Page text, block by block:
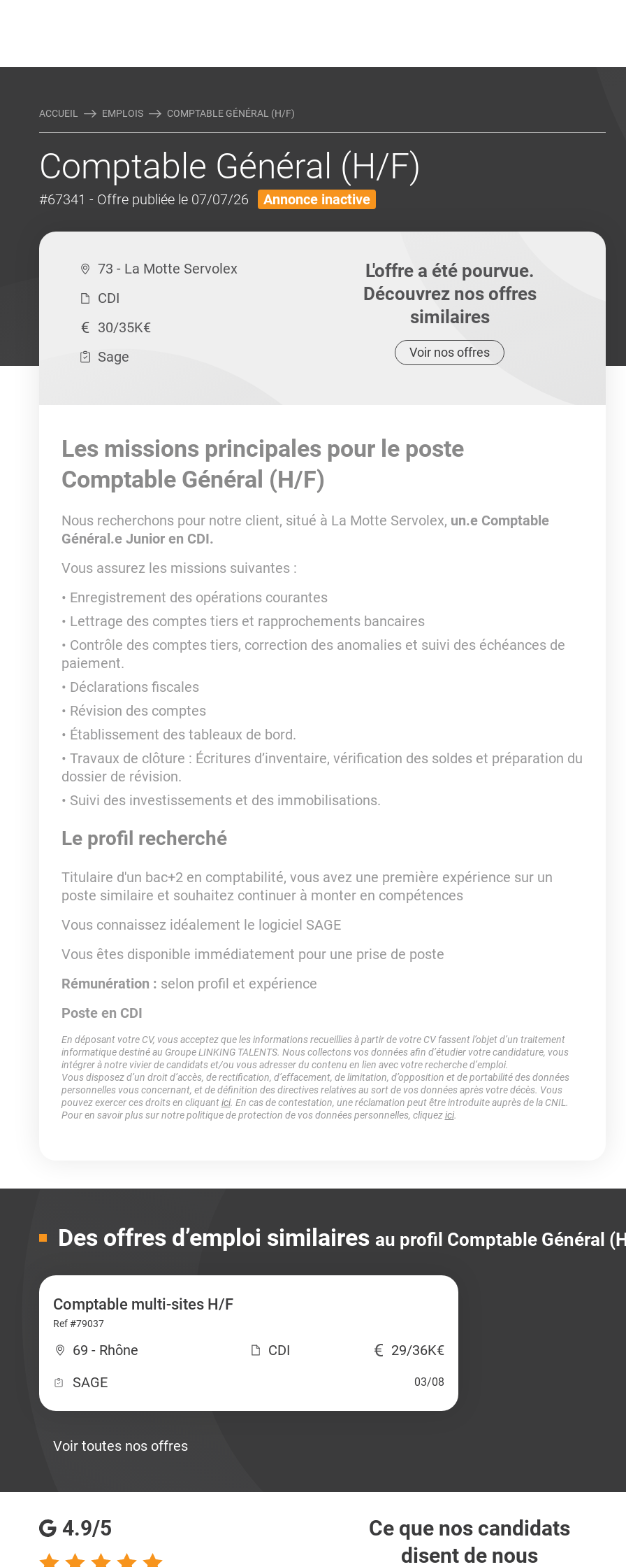
ACCUEIL EMPLOIS COMPTABLE GÉNÉRAL (H/F)
Comptable Général (H/F)
#67341 - Offre publiée le 07/07/26 Annonce inactive
73 - La Motte Servolex
CDI
30/35K€
Sage
L'offre a été pourvue.
Découvrez nos offres
similaires
Voir nos offres
Les missions principales pour le poste
Comptable Général (H/F)
Nous recherchons pour notre client, situé à La Motte Servolex, un.e Comptable
Général.e Junior en CDI.
Vous assurez les missions suivantes :
Enregistrement des opérations courantes
Lettrage des comptes tiers et rapprochements bancaires
Contrôle des comptes tiers, correction des anomalies et suivi des échéances de
paiement.
Déclarations fiscales
Révision des comptes
Établissement des tableaux de bord.
Travaux de clôture : Écritures d’inventaire, vérification des soldes et préparation du
dossier de révision.
Suivi des investissements et des immobilisations.
Le profil recherché
Titulaire d'un bac+2 en comptabilité, vous avez une première expérience sur un
poste similaire et souhaitez continuer à monter en compétences
Vous connaissez idéalement le logiciel SAGE
Vous êtes disponible immédiatement pour une prise de poste
Rémunération : selon profil et expérience
Poste en CDI
En déposant votre CV, vous acceptez que les informations recueillies à partir de votre CV fassent l’objet d’un traitement
informatique destiné au Groupe LINKING TALENTS. Nous collectons vos données afin d’étudier votre candidature, vous
intégrer à notre vivier de candidats et/ou vous adresser du contenu en lien avec votre recherche d’emploi.
Vous disposez d’un droit d’accès, de rectification, d’effacement, de limitation, d’opposition et de portabilité des données
personnelles vous concernant, et de définition des directives relatives au sort de vos données après votre décès. Vous
pouvez exercer ces droits en cliquantici. En cas de contestation, une réclamation peut être introduite auprès de la CNIL.
Pour en savoir plus sur notre politique de protection de vos données personnelles, cliquezici.
Des offres d’emploi similaires au profil Comptable Général
Comptable multi-sites H/F
Ref #79037
69 - Rhône CDI
29/36K€
SAGE
03/08
Voir toutes nos offres
4.9/5
Ce que nos candidats
disent de nous